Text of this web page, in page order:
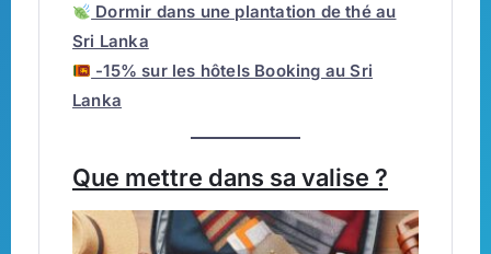
Dormir dans une plantation de thé au
Sri Lanka
-15% sur les hôtels Booking au Sri
Lanka
Que mettre dans sa valise ?